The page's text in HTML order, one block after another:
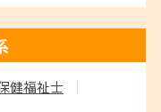
健福祉士